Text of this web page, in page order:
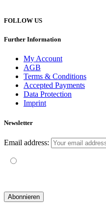
FOLLOW US
Further Information
My Account
AGB
Terms & Conditions
Accepted Payments
Data Protection
Imprint
Newsletter
Email address: